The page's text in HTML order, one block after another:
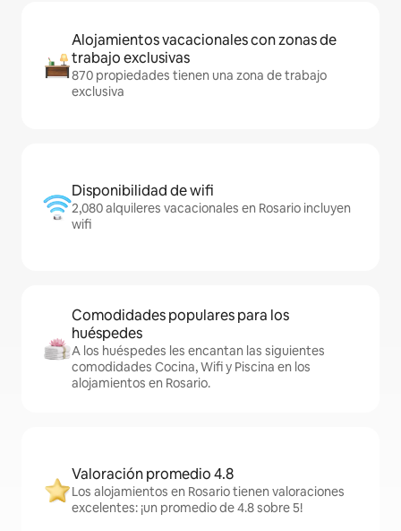
Alojamientos vacacionales con zonas de
trabajo exclusivas
870 propiedades tienen una zona de trabajo
exclusiva
Disponibilidad de wifi
2,080 alquileres vacacionales en Rosario incluyen
wifi
Comodidades populares para los
huéspedes
A los huéspedes les encantan las siguientes
comodidades Cocina, Wifi y Piscina en los
alojamientos en Rosario.
Valoración promedio 4.8
Los alojamientos en Rosario tienen valoraciones
excelentes: ¡un promedio de 4.8 sobre 5!